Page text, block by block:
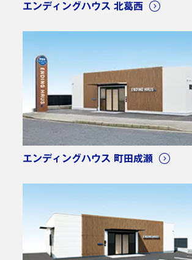
ナーとしてお力添えいただきました。わ
た。願っていた以上のお式をさせていただ
感謝の思いが絶えません。私の時もお世話
す。ありがとうございます。
大阪市鶴見区 I様 ご利用時
エンディングハウス 北葛西
エンディングハウス 町田成瀬